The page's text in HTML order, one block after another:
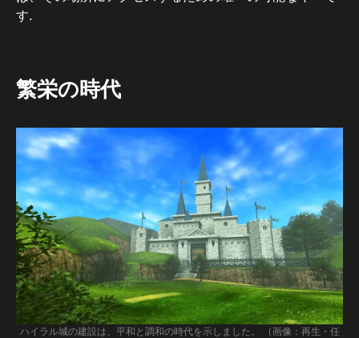
す.
繁栄の時代
ハイラル城の建設は、平和と調和の時代を示しました。 （画像：再生・任